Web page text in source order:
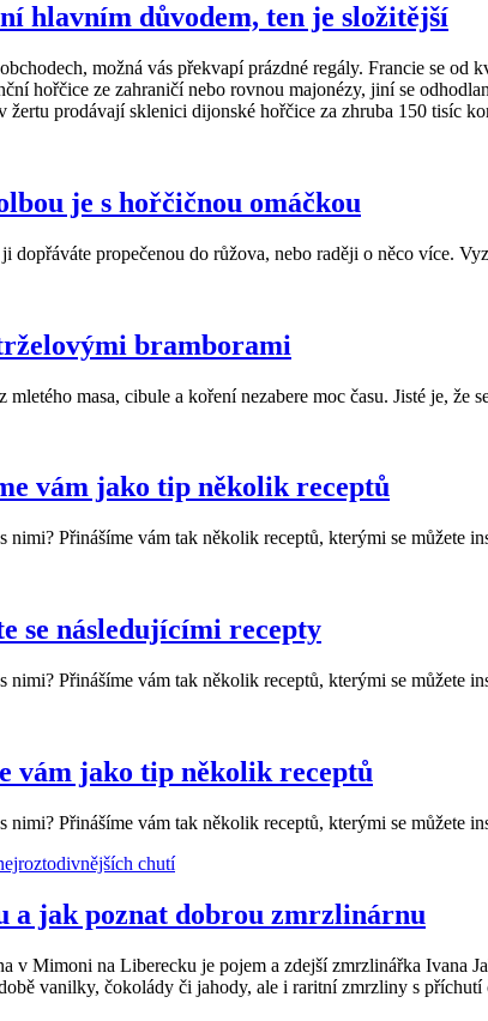
hlavním důvodem, ten je složitější
možná vás překvapí prázdné regály. Francie se od
hořčice ze zahraničí nebo rovnou majonézy, jiní se
prodávají sklenici dijonské hořčice za zhruba 150 tisíc
je s hořčičnou omáčkou
dopřáváte propečenou do růžova, nebo raději o něco více.
bramborami
masa, cibule a koření nezabere moc času. Jisté je, že
vám jako tip několik receptů
Přinášíme vám tak několik receptů, kterými se můžete
se následujícími recepty
Přinášíme vám tak několik receptů, kterými se můžete
vám jako tip několik receptů
Přinášíme vám tak několik receptů, kterými se můžete
a jak poznat dobrou zmrzlinárnu
v Mimoni na Liberecku je pojem a zdejší zmrzlinářka Ivana
vanilky, čokolády či jahody, ale i raritní zmrzliny s